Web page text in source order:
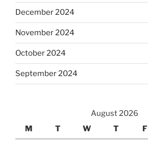
December 2024
November 2024
October 2024
September 2024
August 2026
M
T W T F